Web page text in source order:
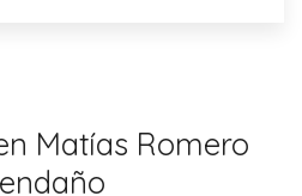
Matías Romero